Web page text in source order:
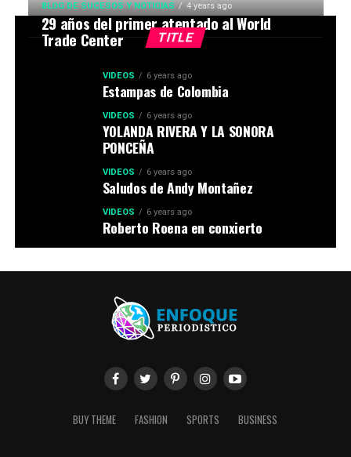
TITLE
BLOG DE SUCESOS Y NOTICIAS 4 years ago
29 años del primer atentado al World
Trade Center
VIDEOS 6 years ago
Estampas de Colombia
VIDEOS 6 years ago
YOLANDA RIVERA Y LA SONORA
PONCEÑA
VIDEOS 6 years ago
Saludos de Andy Montañez
VIDEOS 6 years ago
Roberto Roena en conxierto
BUY THEME FASHION SPORTS BUSINESS